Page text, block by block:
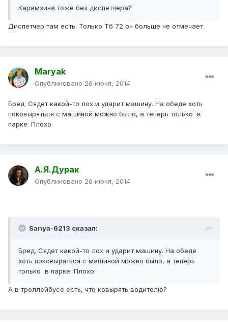
Карамзина тоже без диспетчера?
Диспетчер там есть. Только Тб 72 он больше не отмечает
Maryak
Опубликовано 26 июня, 2014
Бред. Сядет какой-то лох и ударит машину. На обеде хоть
поковыряться с машиной можно было, а теперь только в
парке. Плохо.
А.Я.Дурак
Опубликовано 26 июня, 2014
Sanya-6213 сказал:
Бред. Сядет какой-то лох и ударит машину. На обеде
хоть поковыряться с машиной можно было, а теперь
только в парке. Плохо.
А в троллейбусе есть, что ковырять водителю?